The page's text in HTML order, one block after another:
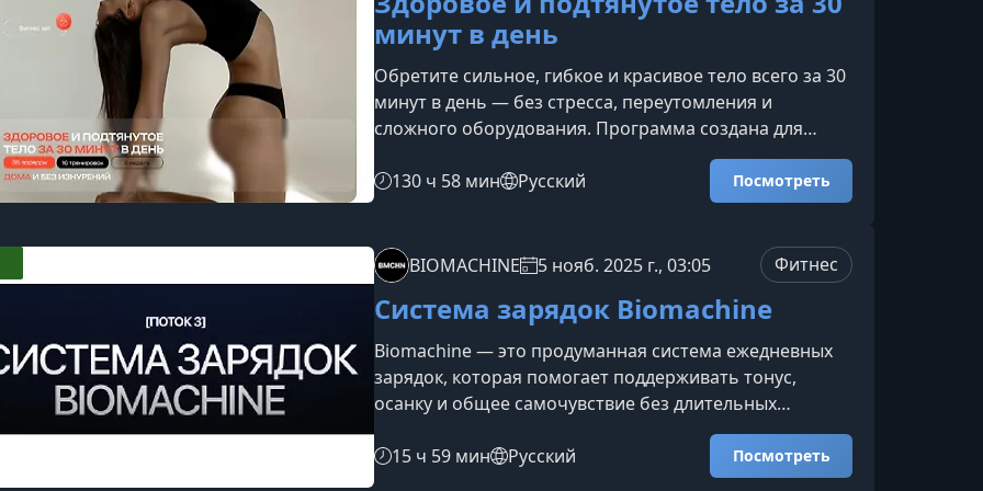
ног и создания крас
минут в день
Обретите сильное, гибкое и красивое тело всего за 30
минут в день — без стресса, переутомления и
сложного оборудования. Программа создана для
комфортных домашних тренировок, которые мягко,
но эффективно улучшают здоровье, самочувствие и
внешний вид.Что входит в программуВ курсе собраны
для всестороннего укрепления тела и гармонизации
самочувствия. Вы сможете выбрать занятия под
любое настроение,
130 ч 58 мин Русский Посмотреть
BIOMACHINE 5 нояб. 2025 г., 03:05 Фитнес
Система зарядок Biomachine
Biomachine — это продуманная система ежедневных
зарядок, которая помогает поддерживать тонус,
осанку и общее самочувствие без длительных
тренировок. Короткие форматы, разнообразие
направлений и гибкость расписания делают занятия
простыми в выполнении и понятными для любого
15 ч 59 мин Русский Посмотреть